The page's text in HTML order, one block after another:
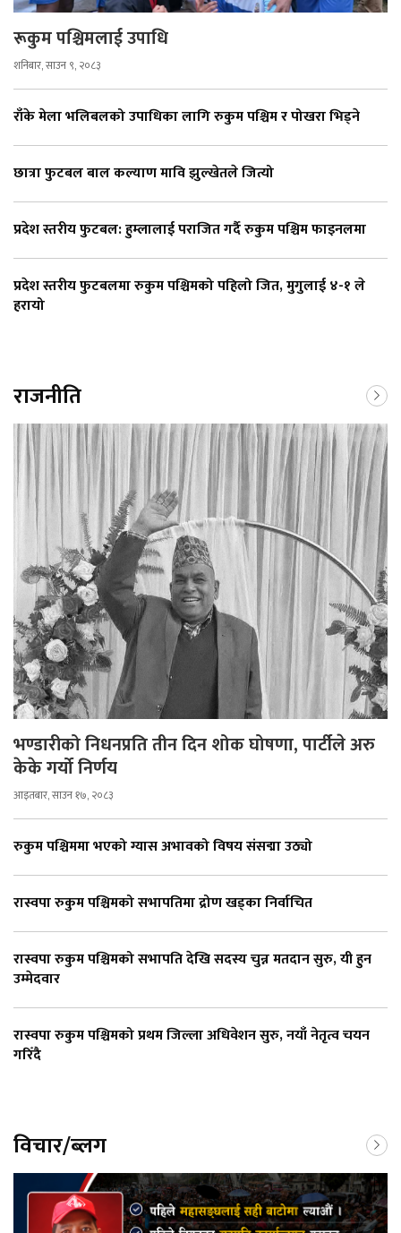
रूकुम पश्चिमलाई उपाधि
शनिबार, साउन ९, २०८३
राँके मेला भलिबलको उपाधिका लागि रुकुम पश्चिम र पोखरा भिड्ने
छात्रा फुटबल बाल कल्याण मावि झुल्खेतले जित्यो
प्रदेश स्तरीय फुटबल: हुम्लालाई पराजित गर्दै रुकुम पश्चिम फाइनलमा
प्रदेश स्तरीय फुटबलमा रुकुम पश्चिमको पहिलो जित, मुगुलाई ४-१ ले
हरायो
राजनीति
भण्डारीको निधनप्रति तीन दिन शोक घोषणा, पार्टीले अरु
केके गर्यो निर्णय
आइतबार, साउन १७, २०८३
रुकुम पश्चिममा भएको ग्यास अभावको विषय संसद्मा उठ्यो
रास्वपा रुकुम पश्चिमको सभापतिमा द्रोण खड्का निर्वाचित
रास्वपा रुकुम पश्चिमको सभापति देखि सदस्य चुन्न मतदान सुरु, यी हुन
उम्मेदवार
रास्वपा रुकुम पश्चिमको प्रथम जिल्ला अधिवेशन सुरु, नयाँ नेतृत्व चयन
गरिँदै
विचार/ब्लग